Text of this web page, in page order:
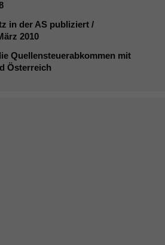
in der AS publiziert /
2010
Quellensteuerabkommen mit
Österreich